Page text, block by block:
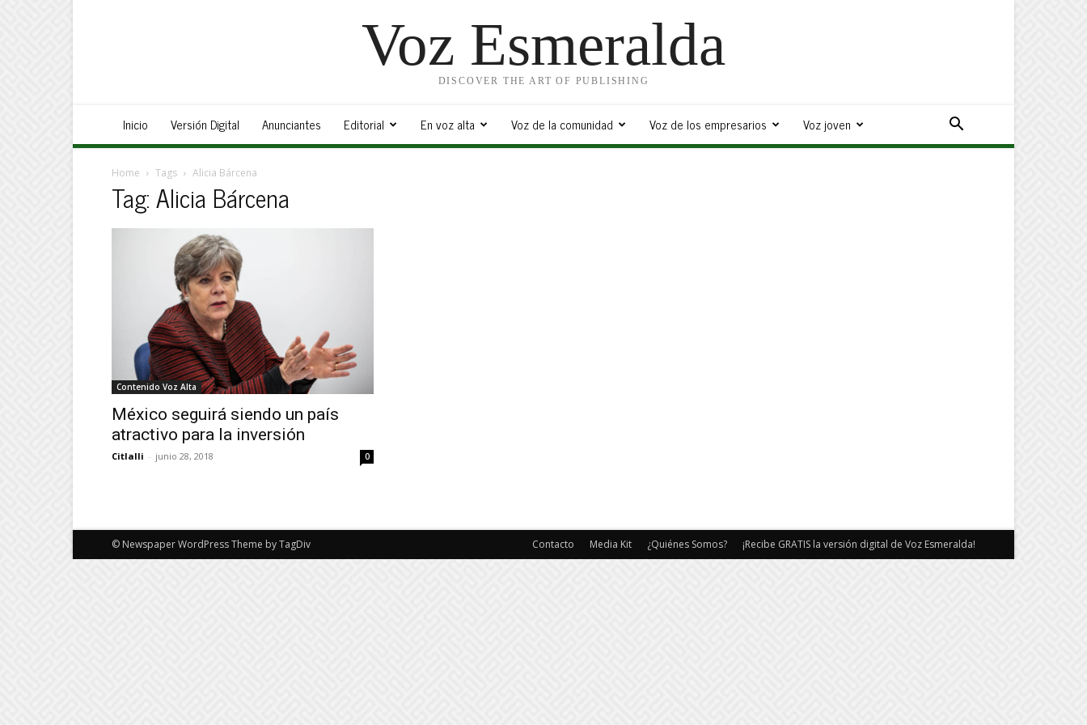
Voz Esmeralda
DISCOVER THE ART OF PUBLISHING
Inicio Versión Digital Anunciantes Editorial En voz alta Voz de la comunidad Voz de los empresarios Voz joven
Home Tags Alicia Bárcena
Tag: Alicia Bárcena
Contenido Voz Alta
México seguirá siendo un país
atractivo para la inversión
Citlalli - junio 28, 2018 0
Contacto Media Kit ¿Quiénes Somos? ¡Recibe GRATIS la versión digital de Voz Esmeralda!
© Newspaper WordPress Theme by TagDiv